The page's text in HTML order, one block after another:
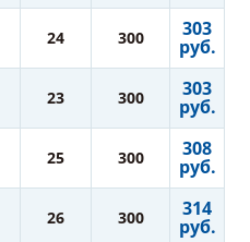
24 300 303
руб.
23 300 303
руб.
25 300 308
руб.
26 300 314
руб.